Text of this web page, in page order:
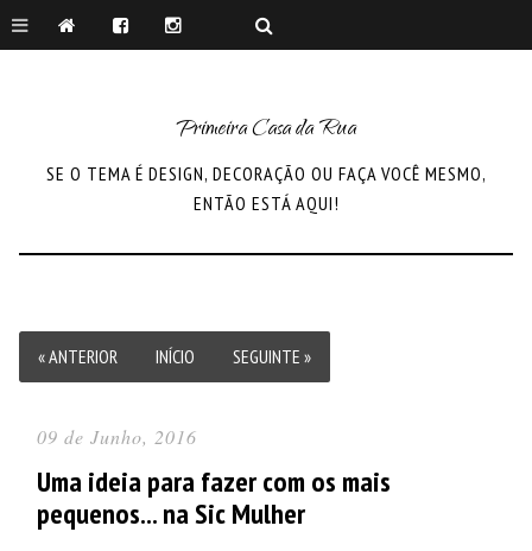
Primeira Casa da Rua
SE O TEMA É DESIGN, DECORAÇÃO OU FAÇA VOCÊ MESMO,
ENTÃO ESTÁ AQUI!
« ANTERIOR INÍCIO SEGUINTE »
09 de Junho, 2016
Uma ideia para fazer com os mais
pequenos... na Sic Mulher